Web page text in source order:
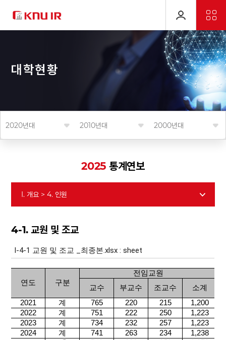
대 학현황
2020년대 2010년대 2000년대
2025 통계연보
I. 개요 > 4. 인원
4-1. 교원 및 조교